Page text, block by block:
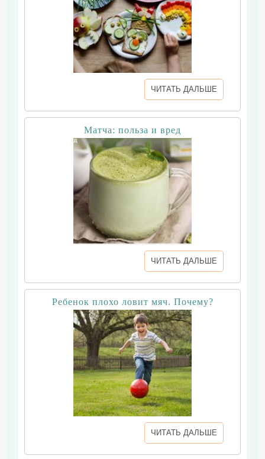
ЧИТАТЬ ДАЛЬШЕ
Матча: польза и вред
ЧИТАТЬ ДАЛЬШЕ
Ребенок плохо ловит мяч. Почему?
ЧИТАТЬ ДАЛЬШЕ